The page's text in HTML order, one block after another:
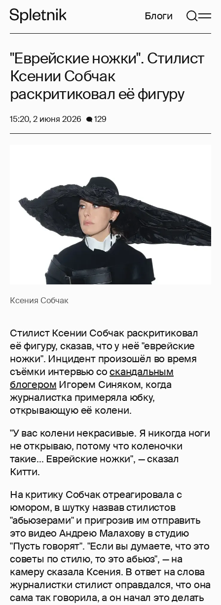
Блоги
Ксения Собчак
Стилист Ксении Собчак раскритиковал
её фигуру, сказав, что у неё "еврейские
ножки". Инцидент произошёл во время
съёмки интервью соскандальным
блогером Игорем Синяком, когда
журналистка примеряла юбку,
открывающую её колени.
"У вас колени некрасивые. Я никогда ноги
не открываю, потому что коленочки
такие... Еврейские ножки", — сказал
Китти.
На критику Собчак отреагировала с
юмором, в шутку назвав стилистов
"абьюзерами" и пригрозив им отправить
это видео Андрею Малахову в студию
"Пусть говорят". "Если вы думаете, что это
советы по стилю, то это абьюз", — на
камеру сказала Ксения. В ответ на слова
журналистки стилист оправдался, что она
сама так говорила, а он начал это делать
"Еврейские ножки". Стилист
Ксении Собчак
раскритиковал её фигуру
15:20, 2 июня 2026 129